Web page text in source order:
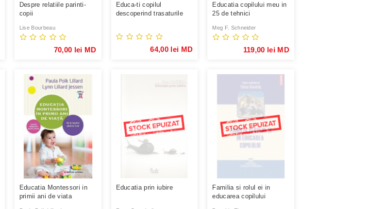
Despre relatiile parinti-
copii
Lise Bourbeau
70,00 lei MD
Educa-ti copilul
descoperind trasaturile
64,00 lei MD
Educatia copilului meu in
25 de tehnici
Meg F. Schneider
119,00 lei MD
Educatia Montessori in
primii ani de viata
Educatia prin iubire
Familia si rolul ei in
educarea copilului